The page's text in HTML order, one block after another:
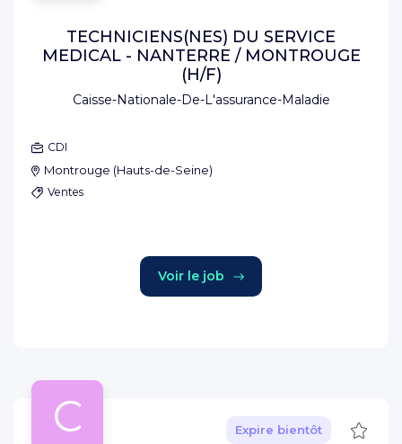
Caisse-Nationale-De-L'assurance-Maladie
TECHNICIENS(NES) DU SERVICE
MEDICAL - NANTERRE / MONTROUGE
(H/F)
CDI
Montrouge (Hauts-de-Seine)
Ventes
Voir le job
C Expire bientôt